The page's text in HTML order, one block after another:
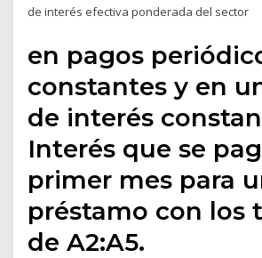
de interés efectiva ponderada del sector
en pagos
constantes y en
de interés
Interés que se
primer mes para
préstamo con los
de A2:A5.